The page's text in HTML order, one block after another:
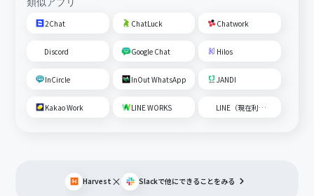
2Chat ChatLuck Chatwork
Discord Google Chat Hilos
InCircle InOut WhatsApp JANDI
Kakao Work LINE WORKS LINE（現在利用不可）
Harvest × Slackで他にできることをみる